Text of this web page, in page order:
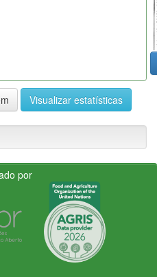
Visualizar estatísticas
por